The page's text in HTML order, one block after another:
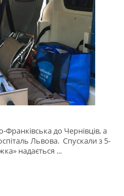
Франківська до Чернівців, а
Львова. Спускали з 5-
надається ...